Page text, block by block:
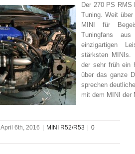
Der 270 PS
Tuning. Weit
MINI für
Tuningfans
einzigartigen
stärksten MINIs.
der sehr früh ein
über das ganze
sprechen
mit dem MINI der
April 6th, 2016 MINI R52/R53
0